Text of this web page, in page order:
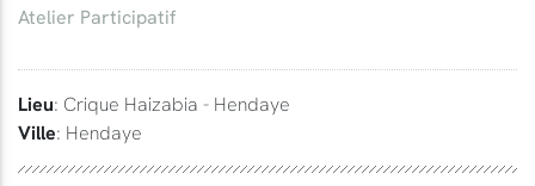
Atelier Participatif
Lieu: Crique Haizabia - Hendaye
Ville: Hendaye